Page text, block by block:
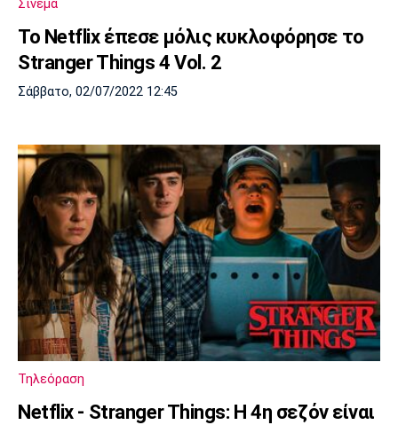
Σινεμά
Το Netflix έπεσε μόλις κυκλοφόρησε το
Stranger Things 4 Vol. 2
Σάββατο, 02/07/2022 12:45
Τηλεόραση
Netflix - Stranger Things: Η 4η σεζόν είναι